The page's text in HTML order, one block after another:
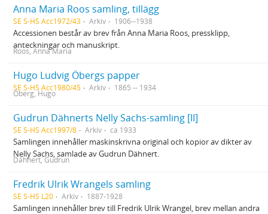
Anna Maria Roos samling, tillägg
SE S-HS Acc1972/43 Arkiv 1906--1938
Accessionen består av brev från Anna Maria Roos, pressklipp,
anteckningar och manuskript.
Roos, Anna Maria
Hugo Ludvig Öbergs papper
SE S-HS Acc1980/45 Arkiv 1865 -- 1934
Öberg, Hugo
Gudrun Dähnerts Nelly Sachs-samling [II]
SE S-HS Acc1997/8 Arkiv ca 1933
Samlingen innehåller maskinskrivna original och kopior av dikter av
Nelly Sachs, samlade av Gudrun Dähnert.
Dähnert, Gudrun
Fredrik Ulrik Wrangels samling
SE S-HS L20 Arkiv 1887-1928
Samlingen innehåller brev till Fredrik Ulrik Wrangel, brev mellan andra